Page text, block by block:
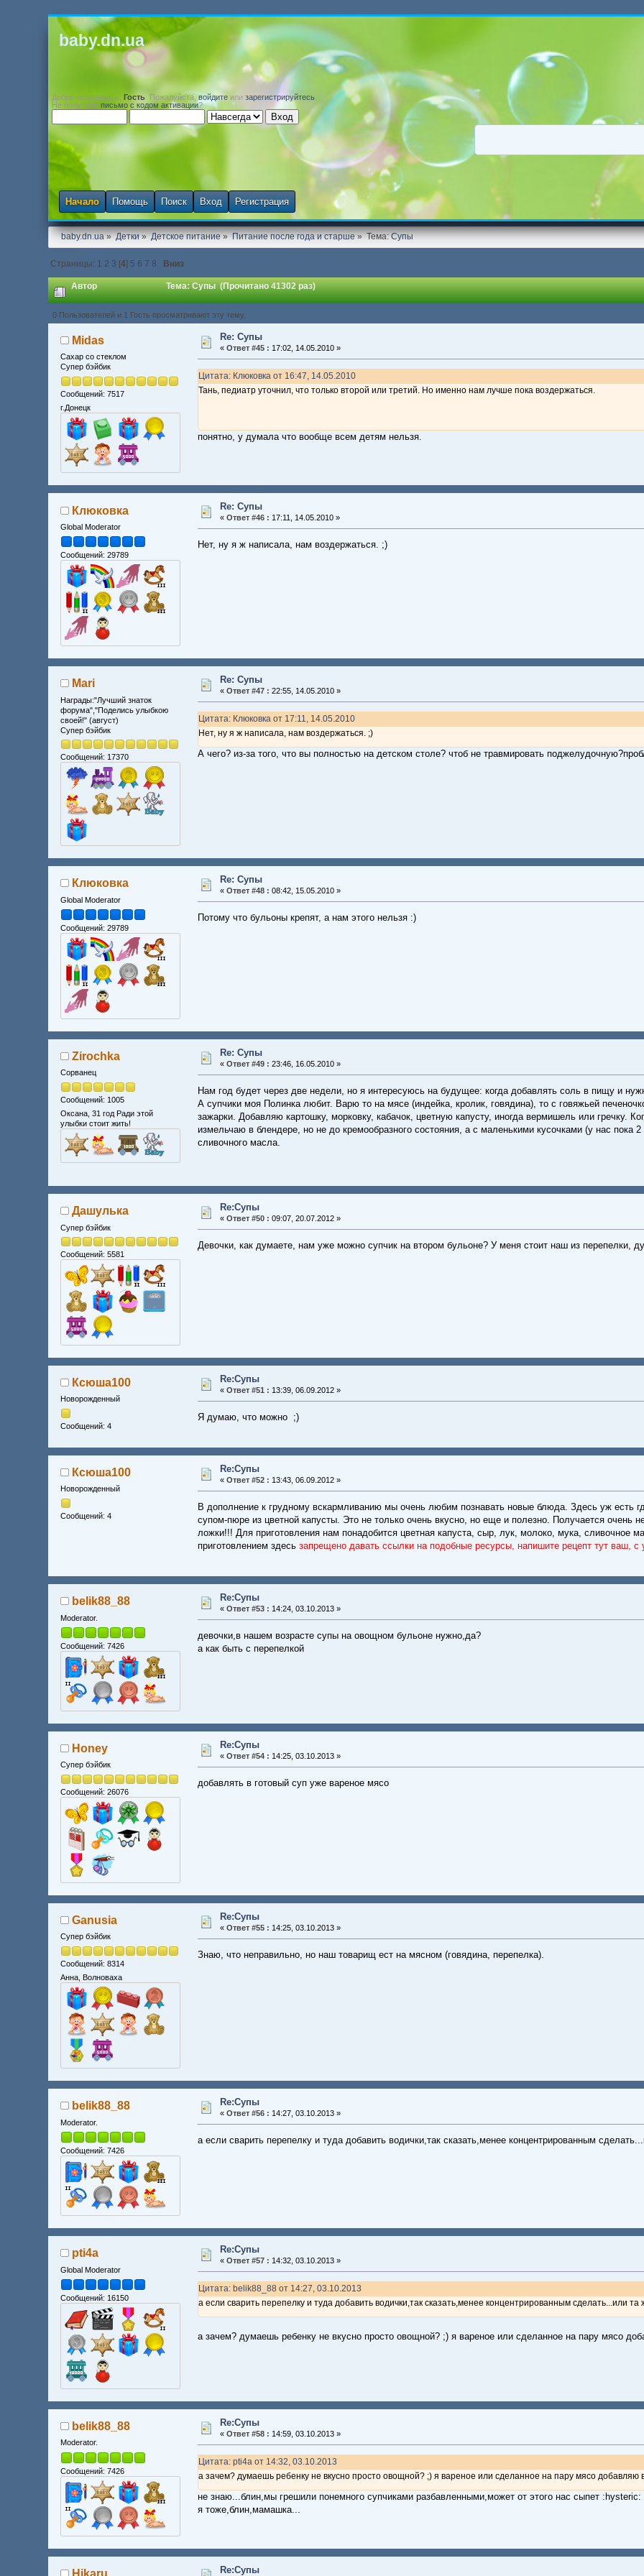
baby.dn.ua
Добро пожаловать,Гость . Пожалуйста,войдите илизарегистрируйтесь
Не получилиписьмо с кодом активации?
Начало Помощь Поиск Вход Регистрация
baby.dn.ua» Детки» Детское питание» Питание после года и старше» Тема:Супы
Страницы: 1 2 3 [4] 5 6 7 8 Вниз
Автор Тема: Супы (Прочитано 41302 раз)
0 Пользователей и 1 Гость просматривают эту тему.
Midas
Сахар со стеклом
Супер бэйбик
Сообщений: 7517
г.Донецк
Re: Супы
« Ответ #45 : 17:02, 14.05.2010 »
Цитата: Клюковка от 16:47, 14.05.2010
Тань, педиатр уточнил, что только второй или третий. Но именно нам лучше пока воздержаться.
понятно, у думала что вообще всем детям нельзя.
Клюковка
Global Moderator
Сообщений: 29789
Re: Супы
« Ответ #46 : 17:11, 14.05.2010 »
Нет, ну я ж написала, нам воздержаться. ;)
Mari
Награды:"Лучший знаток
форума","Поделись улыбкою
своей!" (август)
Супер бэйбик
Сообщений: 17370
Re: Супы
« Ответ #47 : 22:55, 14.05.2010 »
Цитата: Клюковка от 17:11, 14.05.2010
Нет, ну я ж написала, нам воздержаться. ;)
А чего? из-за того, что вы полностью на детском столе? чтоб не травмировать
Клюковка
Global Moderator
Сообщений: 29789
Re: Супы
« Ответ #48 : 08:42, 15.05.2010 »
Потому что бульоны крепят, а нам этого нельзя :)
Zirochka
Сорванец
Сообщений: 1005
Оксана, 31 год Ради этой
улыбки стоит жить!
Re: Супы
« Ответ #49 : 23:46, 16.05.2010 »
Нам год будет через две недели, но я интересуюсь на будущее: когда добавлять соль в пищу и
А супчики моя Полинка любит. Варю то на мясе (индейка, кролик, говядина), то с говяжьей
зажарки. Добавляю картошку, морковку, кабачок, цветную капусту, иногда вермишель или гречку.
измельчаю в блендере, но не до кремообразного состояния, а с маленькими кусочками (у нас пока
сливочного масла.
Дашулька
Супер бэйбик
Сообщений: 5581
Re:Супы
« Ответ #50 : 09:07, 20.07.2012 »
Девочки, как думаете, нам уже можно супчик на втором бульоне? У меня стоит наш из перепелки,
Ксюша100
Новорожденный
Сообщений: 4
Re:Супы
« Ответ #51 : 13:39, 06.09.2012 »
Я думаю, что можно ;)
Ксюша100
Новорожденный
Сообщений: 4
Re:Супы
« Ответ #52 : 13:43, 06.09.2012 »
В дополнение к грудному вскармливанию мы очень любим познавать новые блюда. Здесь уж есть
супом-пюре из цветной капусты. Это не только очень вкусно, но еще и полезно. Получается очень
ложки!!! Для приготовления нам понадобится цветная капуста, сыр, лук, молоко, мука, сливочное
приготовлением здесьзапрещено давать ссылки на подобные ресурсы, напишите рецепт тут ваш,
belik88_88
Moderator.
Сообщений: 7426
Re:Супы
« Ответ #53 : 14:24, 03.10.2013 »
девочки,в нашем возрасте супы на овощном бульоне нужно,да?
а как быть с перепелкой
Honey
Супер бэйбик
Сообщений: 26076
Re:Супы
« Ответ #54 : 14:25, 03.10.2013 »
добавлять в готовый суп уже вареное мясо
Ganusia
Супер бэйбик
Сообщений: 8314
Анна, Волноваха
Re:Супы
« Ответ #55 : 14:25, 03.10.2013 »
Знаю, что неправильно, но наш товарищ ест на мясном (говядина, перепелка).
belik88_88
Moderator.
Сообщений: 7426
Re:Супы
« Ответ #56 : 14:27, 03.10.2013 »
а если сварить перепелку и туда добавить водички,так сказать,менее концентрированным
pti4a
Global Moderator
Сообщений: 16150
Re:Супы
« Ответ #57 : 14:32, 03.10.2013 »
Цитата: belik88_88 от 14:27, 03.10.2013
а если сварить перепелку и туда добавить водички,так сказать,менее концентрированным сделать...или та
а зачем? думаешь ребенку не вкусно просто овощной? ;) я вареное или сделанное на пару мясо
belik88_88
Moderator.
Сообщений: 7426
Re:Супы
« Ответ #58 : 14:59, 03.10.2013 »
Цитата: pti4a от 14:32, 03.10.2013
а зачем? думаешь ребенку не вкусно просто овощной? ;) я вареное или сделанное на пару мясо добавляю
не знаю...блин,мы грешили понемного супчиками разбавленными,может от этого нас сыпет :hysteric:
я тоже,блин,мамашка...
Hikaru Re:Супы